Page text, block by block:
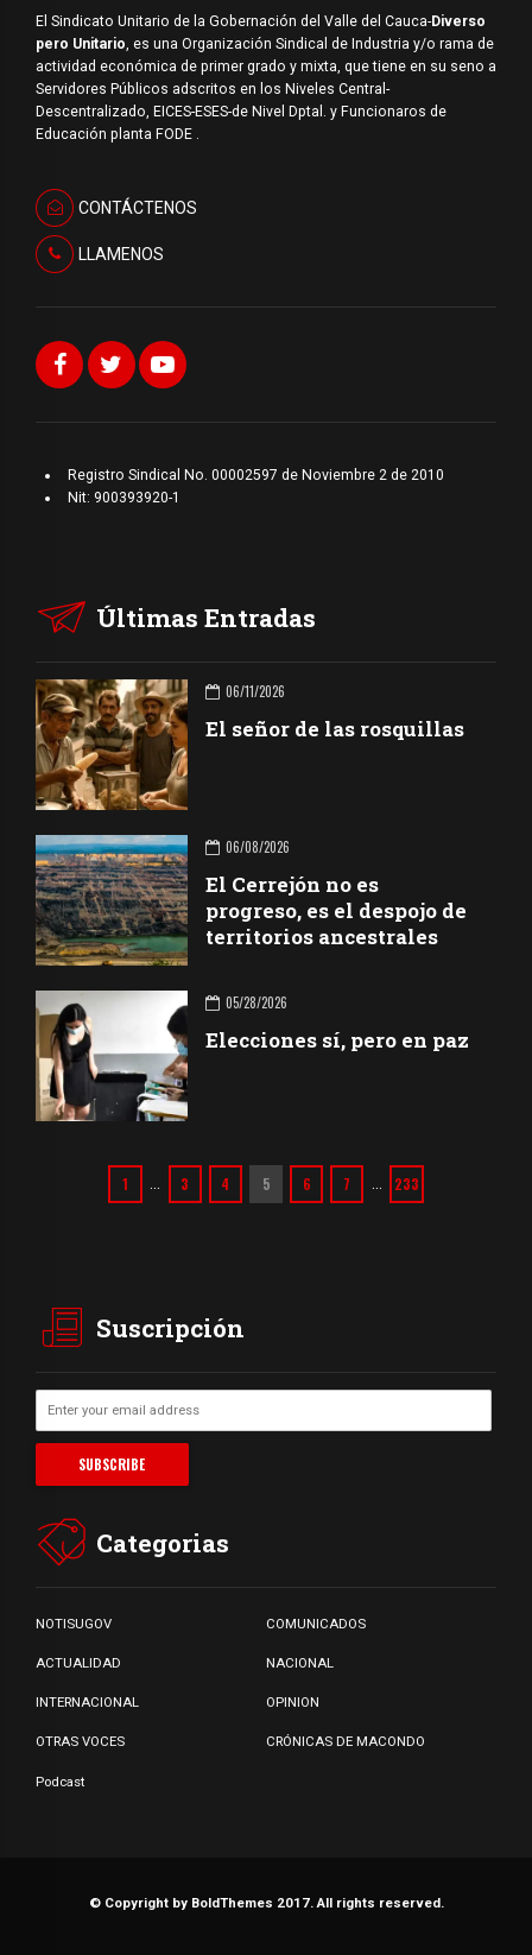
El Sindicato Unitario de la Gobernación del Valle del Cauca-Diverso
pero Unitario, es una Organización Sindical de Industria y/o rama de
actividad económica de primer grado y mixta, que tiene en su seno a
Servidores Públicos adscritos en los Niveles Central-
Descentralizado, EICES-ESES-de Nivel Dptal. y Funcionaros de
Educación planta FODE .
CONTÁCTENOS
LLAMENOS
Registro Sindical No. 00002597 de Noviembre 2 de 2010
Nit: 900393920-1
Últimas Entradas
06/11/2026
El señor de las rosquillas
06/08/2026
El Cerrejón no es
progreso, es el despojo de
territorios ancestrales
05/28/2026
Elecciones sí, pero en paz
1 3 4 5 6 7 233
Suscripción
Categorias
NOTISUGOV COMUNICADOS
ACTUALIDAD NACIONAL
INTERNACIONAL OPINION
OTRAS VOCES CRÓNICAS DE MACONDO
Podcast
© Copyright by BoldThemes 2017. All rights reserved.